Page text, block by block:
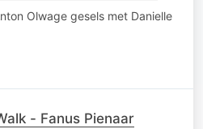
Olwage gesels met Danielle
- Fanus Pienaar